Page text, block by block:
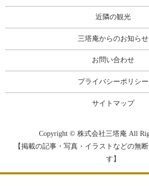
近隣の観光
三塔庵からのお知らせ
お問い合わせ
プライバシーポリシー
サイトマップ
Copyright © 株式会社三塔庵 All
【掲載の記事・写真・イラストなどの無
す】